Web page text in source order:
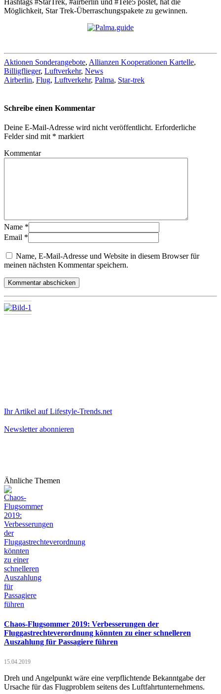
Möglichkeit, Star Trek-Überraschungspakete zu gewinnen.
Aktionen Sonderangebote, Allianzen Kooperationen Kartelle,
Billigflieger, Luftverkehr, News
Airberlin, Flug, Luftverkehr, Palma, Star-trek
Schreibe einen Kommentar
Deine E-Mail-Adresse wird nicht veröffentlicht. Erforderliche
Felder sind mit * markiert
Kommentar
Name *
Email *
Name, E-Mail-Adresse und Website in diesem Browser für
meinen nächsten Kommentar speichern.
Ihr Artikel auf Lifestyle-Trends.net
Newsletter abonnieren
Ähnliche Themen
Chaos-Flugsommer 2019: Verbesserungen der
Fluggastrechteverordnung könnten zu einer schnelleren
Auszahlung für Passagiere führen
15.04.2019
Dreh und Angelpunkt wäre eine verpflichtende Bekanntgabe der
Ursache für das Flugproblem seitens des Luftfahrtunternehmens.